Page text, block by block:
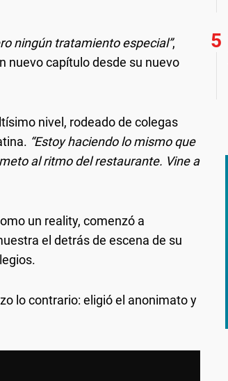
ningún tratamiento especial”,
nuevo capítulo desde su nuevo
nivel, rodeado de colegas
“Estoy haciendo lo mismo que
al ritmo del restaurante. Vine a
un reality, comenzó a
el detrás de escena de su
lo contrario: eligió el anonimato y